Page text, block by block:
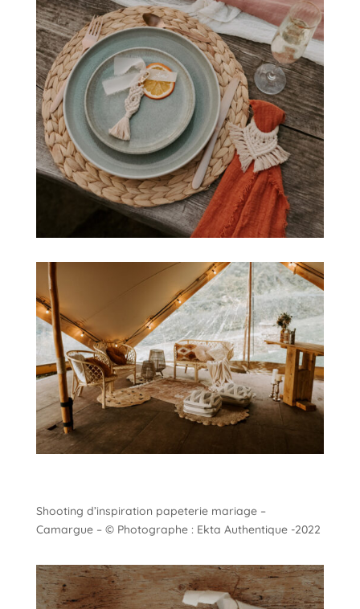
Shooting d’inspiration papeterie mariage –
Camargue – © Photographe : Ekta Authentique -2022